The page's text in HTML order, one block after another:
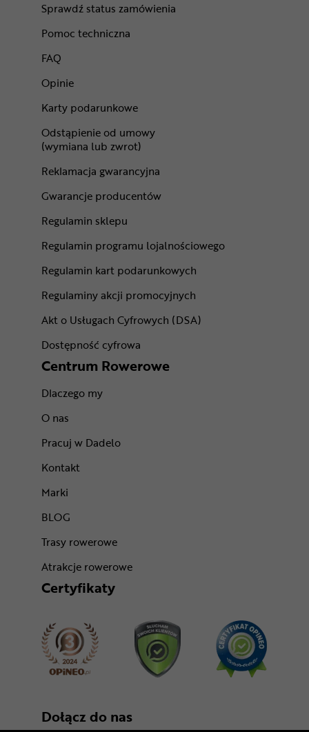
Sprawdź status zamówienia
Pomoc techniczna
FAQ
Opinie
Karty podarunkowe
Odstąpienie od umowy
(wymiana lub zwrot)
Reklamacja gwarancyjna
Gwarancje producentów
Regulamin sklepu
Regulamin programu lojalnościowego
Regulamin kart podarunkowych
Regulaminy akcji promocyjnych
Akt o Usługach Cyfrowych (DSA)
Dostępność cyfrowa
Centrum Rowerowe
Dlaczego my
O nas
Pracuj w Dadelo
Kontakt
Marki
BLOG
Trasy rowerowe
Atrakcje rowerowe
Certyfikaty
Dołącz do nas